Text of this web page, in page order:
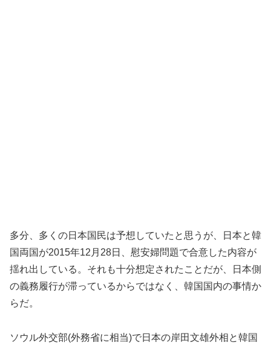
多分、多くの日本国民は予想していたと思うが、日本と韓
国両国が2015年12月28日、慰安婦問題で合意した内容が
揺れ出している。それも十分想定されたことだが、日本側
の義務履行が滞っているからではなく、韓国国内の事情か
らだ。
ソウル外交部(外務省に相当)で日本の岸田文雄外相と韓国